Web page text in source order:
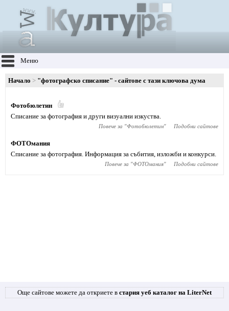
Меню
Начало "фотографско списание" - сайтове с тази ключова дума
Фотобюлетин
Списание за фотография и други визуални изкуства.
Повече за "Фотобюлетин" Подобни сайтове
ФОТОмания
Списание за фотография. Информация за събития, изложби и конкурси.
Повече за "ФОТОмания" Подобни сайтове
Още сайтове можете да откриете в стария уеб каталог на LiterNet